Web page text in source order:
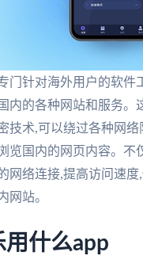
门针对海外用户的软件
内的各种网站和服务。
技术,可以绕过各种网络
览国内的网页内容。不
网络连接,提高访问速度
网站。
用什么app